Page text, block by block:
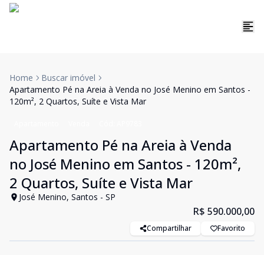
Home
Buscar imóvel
Apartamento Pé na Areia à Venda no José Menino em Santos -
120m², 2 Quartos, Suíte e Vista Mar
Apartamento Pé na Areia à Venda
no José Menino em Santos - 120m²,
2 Quartos, Suíte e Vista Mar
José Menino, Santos - SP
R$ 590.000,00
Compartilhar Favorito